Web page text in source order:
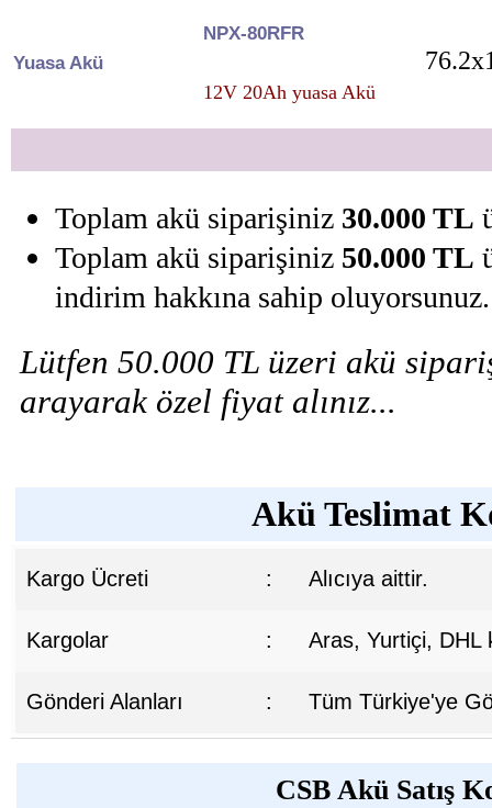
Yuasa Akü
NPX-80RFR
12V 20Ah yuasa Akü
Toplam akü siparişiniz 30.000 TL
Toplam akü siparişiniz 50.000 TL
indirim hakkına sahip oluyorsunuz.
Lütfen 50.000 TL üzeri akü
arayarak özel fiyat alınız...
Akü Teslimat
Kargo Ücreti : Alıcıya aittir.
Kargolar : Aras, Yurtiçi, DHL
Gönderi Alanları : Tüm Türkiye'ye
CSB Akü Satış